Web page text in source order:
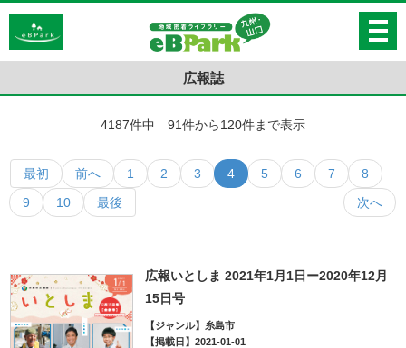
広報誌
4187件中 91件から120件まで表示
最初 前へ 1 2 3 4 5 6 7
8
9
10 次へ
最後
広報いとしま 2021年1月1日ー2020年12月
15日号
【ジャンル】糸島市
【掲載日】2021-01-01